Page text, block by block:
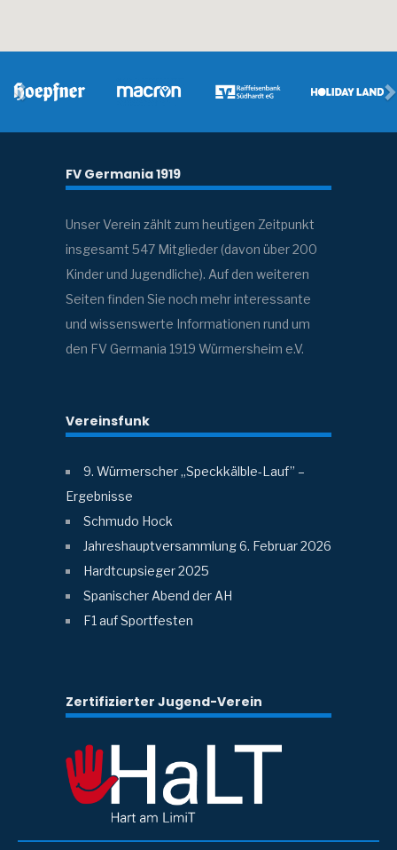
FV Germania 1919
Unser Verein zählt zum heutigen Zeitpunkt
insgesamt 547 Mitglieder (davon über 200
Kinder und Jugendliche). Auf den weiteren
Seiten finden Sie noch mehr interessante
und wissenswerte Informationen rund um
den FV Germania 1919 Würmersheim e.V.
Vereinsfunk
9. Würmerscher „Speckkälble-Lauf” –
Ergebnisse
Schmudo Hock
Jahreshauptversammlung 6. Februar 2026
Hardtcupsieger 2025
Spanischer Abend der AH
F1 auf Sportfesten
Zertifizierter Jugend-Verein